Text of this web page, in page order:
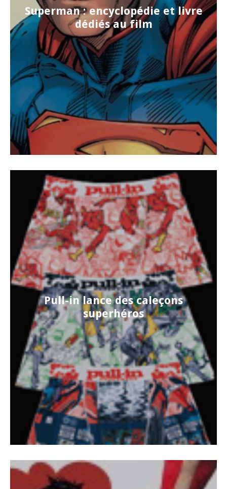
Superman : encyclopédie et livre
dédiés au film
Pull-in lance des caleçons
superhéros